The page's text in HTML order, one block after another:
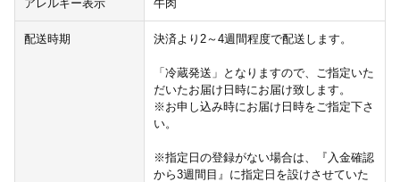
アレルギー表示 牛肉
配送時期 決済より2～4週間程度で配送します。
「冷蔵発送」となりますので、ご指定いた
だいたお届け日時にお届け致します。
※お申し込み時にお届け日時をご指定下さ
い。
※指定日の登録がない場合は、『入金確認
から3週間目』に指定日を設けさせていた